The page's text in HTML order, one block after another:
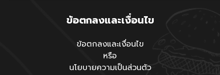
ข้อตกลงและเงื่อนไข
ข้อตกลงและเงื่อนไข
หรือ
นโยบายความเป็นส่วนตัว